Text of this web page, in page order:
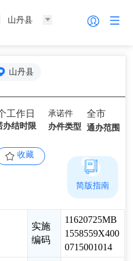
山丹县
山丹县
工作日
办结时限
承诺件
办件类型
全市
通办范围
收藏
实施
编码
11620725MB
1558559X400
0715001014
简版指南